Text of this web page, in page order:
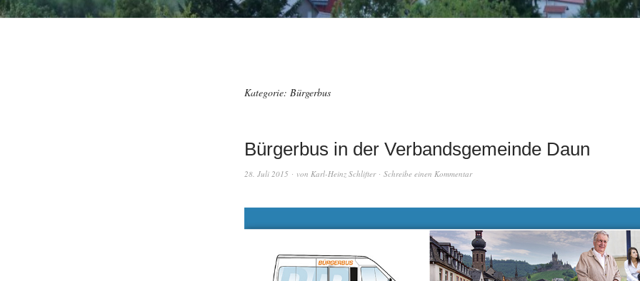
Kategorie: Bürgerbus
Bürgerbus in der Verbandsgemeinde Daun
28. Juli 2015 von Karl-Heinz Schlifter Schreibe einen Kommentar